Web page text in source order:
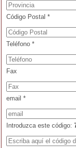
Código Postal *
Teléfono *
Fax
email *
Introduzca este código: